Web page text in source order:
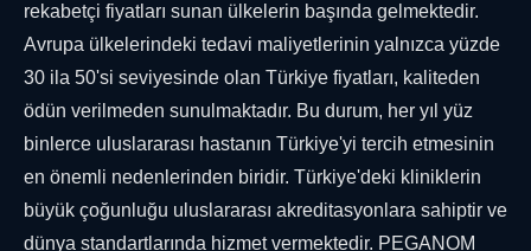
rekabetçi fiyatları sunan ülkelerin başında gelmektedir.
Avrupa ülkelerindeki tedavi maliyetlerinin yalnızca yüzde
30 ila 50'si seviyesinde olan Türkiye fiyatları, kaliteden
ödün verilmeden sunulmaktadır. Bu durum, her yıl yüz
binlerce uluslararası hastanın Türkiye'yi tercih etmesinin
en önemli nedenlerinden biridir. Türkiye'deki kliniklerin
büyük çoğunluğu uluslararası akreditasyonlara sahiptir ve
dünya standartlarında hizmet vermektedir. PEGANOM